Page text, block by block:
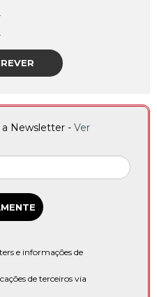
Newsletter - Ver
e informações de
de terceiros via